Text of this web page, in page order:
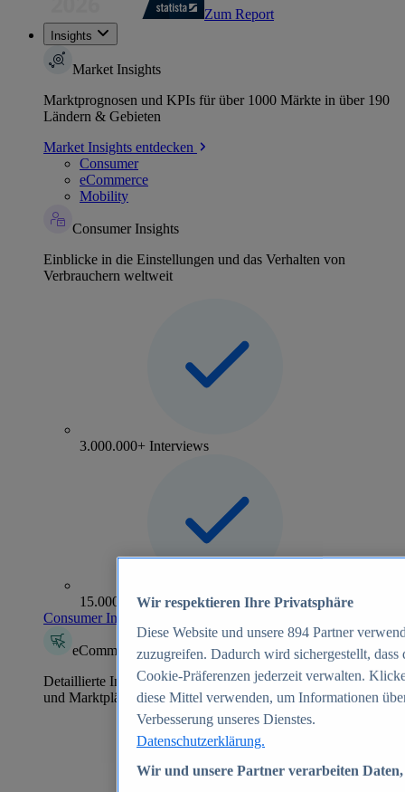
Zum Report
Insights
Market Insights
Marktprognosen und KPIs für über 1000 Märkte in über 190
Ländern & Gebieten
Market Insights entdecken
Consumer
eCommerce
Mobility
Consumer Insights
Einblicke in die Einstellungen und das Verhalten von
Verbrauchern weltweit
3.000.000+ Interviews
15.000+ Marken
Consumer Insights entdecken
eCommerce Insights
Detaillierte Informationen zu mehr als 39.000 Online-Shops
und Marktplätzen
Wir respektieren Ihre Privatsphäre
Diese Website und unsere 894 Partner
zuzugreifen. Dadurch wird sichergestellt,
Cookie-Präferenzen jederzeit verwalten.
diese Mittel verwenden, um Informationen
Verbesserung unseres Dienstes.
Datenschutzerklärung.
Wir und unsere Partner verarbeiten